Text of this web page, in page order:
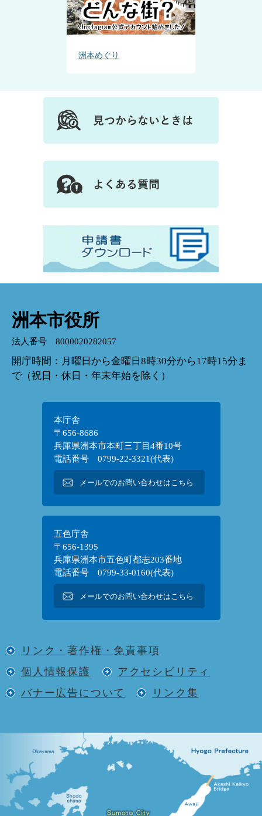
洲本めぐり
洲本市役所
法人番号 8000020282057
開庁時間：月曜日から金曜日8時30分から17時15分ま
で（祝日・休日・年末年始を除く）
本庁舎
〒656-8686
兵庫県洲本市本町三丁目4番10号
電話番号 0799-22-3321(代表)
メールでのお問い合わせはこちら
五色庁舎
〒656-1395
兵庫県洲本市五色町都志203番地
電話番号 0799-33-0160(代表)
メールでのお問い合わせはこちら
リンク・著作権・免責事項
個人情報保護
アクセシビリティ
バナー広告について
リンク集